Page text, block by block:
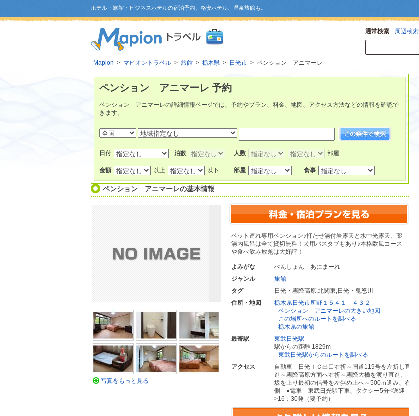
ホテル・旅館・ビジネスホテルの宿泊予約。格安ホテル、温泉旅館も。
通常検索 周辺検索
Mapion > マピオントラベル > 旅館 > 栃木県 > 日光市 > ペンション アニマーレ
ペンション アニマーレ 予約
ペンション アニマーレの詳細情報ページでは、予約やプラン、料金、地図、アクセス方法などの情報を確認で
きます。
日付 泊数 人数 部屋
金額 以上 以下 部屋 食事
ペンション アニマーレの基本情報
ペット連れ専用ペンション♪打たせ湯付岩露天と水中光露天、薬
湯内風呂は全て貸切無料！犬用バスタブもあり♪本格欧風コース
や食べ飲み放題は大好評！
よみがな
ぺんしょん あにまーれ
ジャンル
旅館
タグ
日光・霧降高原,北関東,日光・鬼怒川
住所・地図
栃木県日光市所野１５４１－４３２
ペンション アニマーレの大きい地図
この場所へのルートを調べる
栃木県の旅館
最寄駅
東武日光駅
駅からの距離 1829m
東武日光駅からのルートを調べる
アクセス
自動車 日光ＩＣ出口右折～国道119号を左折し直
進～霧降高原方面へ右折～霧降大橋を渡り直進、
坂を上り最初の信号を左斜め上へ～500ｍ進み、右
側 ●電車 東武日光駅下車、タクシー5分<送迎
>16：30発（要予約）
写真をもっと見る